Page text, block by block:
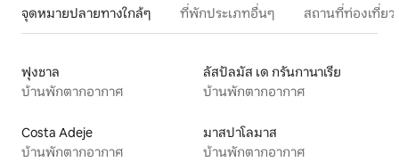
จุดหมายปลายทางใกล้ๆ ที่พักประเภทอื่นๆ สถานที่ท่องเที่ย
ฟุงชาล
บ้านพักตากอากาศ
ลัสปัลมัส เด กรันกานาเรีย
บ้านพักตากอากาศ
Costa Adeje
บ้านพักตากอากาศ
มาสปาโลมาส
บ้านพักตากอากาศ